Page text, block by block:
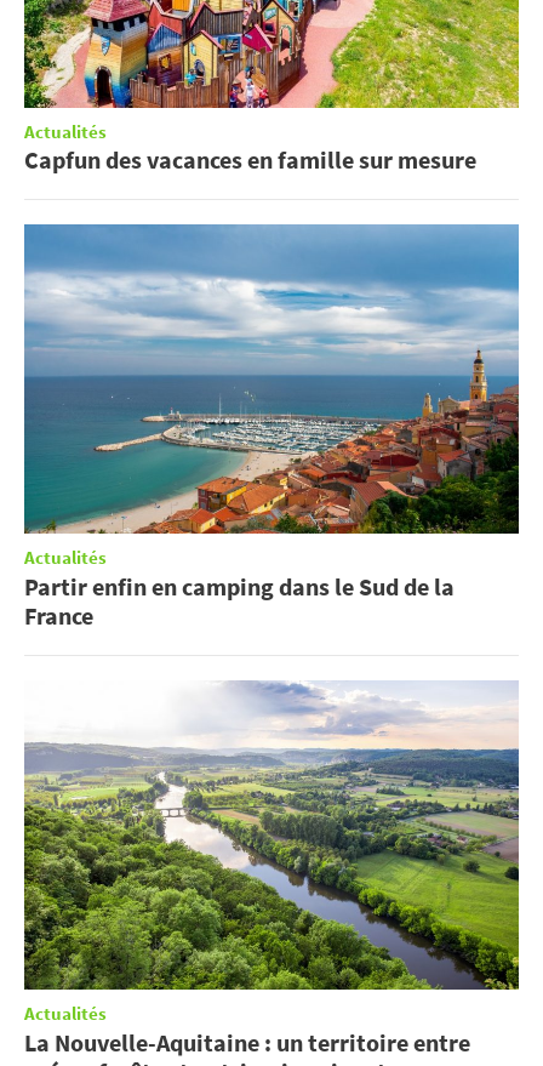
Actualités
Capfun des vacances en famille sur mesure
Actualités
Partir enfin en camping dans le Sud de la
France
Actualités
La Nouvelle-Aquitaine : un territoire entre